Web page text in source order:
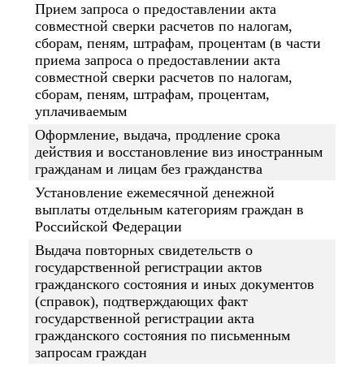
Прием запроса о предоставлении акта
совместной сверки расчетов по налогам,
сборам, пеням, штрафам, процентам (в части
приема запроса о предоставлении акта
совместной сверки расчетов по налогам,
сборам, пеням, штрафам, процентам,
уплачиваемым
Оформление, выдача, продление срока
действия и восстановление виз иностранным
гражданам и лицам без гражданства
Установление ежемесячной денежной
выплаты отдельным категориям граждан в
Российской Федерации
Выдача повторных свидетельств о
государственной регистрации актов
гражданского состояния и иных документов
(справок), подтверждающих факт
государственной регистрации акта
гражданского состояния по письменным
запросам граждан